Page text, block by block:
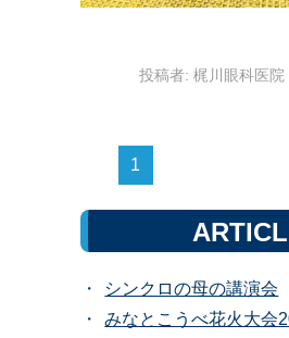
投稿者: 梶川眼科医
1
シンクロの母の講演会
みなとこうべ花火大会